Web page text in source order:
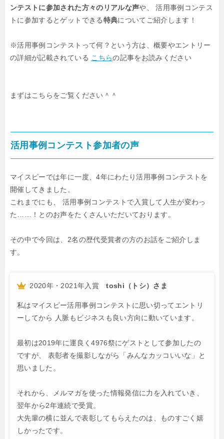
ンテストに参加された方々のリアルな声や、
活用事例コンテス
トに参加するとゲットできる特典についてご紹介します！
※活用事例コンテストって何？という方は、概要やエントリー
の詳細が記載されている こちらの記事をお読みください
まずはこちらをご覧ください＾＾
活用事例コンテスト参加者の声
マイスピーでは年に一度、4年にわたり活用事例コンテストを
開催してきました。
これまでにも、
活用事例コンテストで入賞して人生が変わっ
た……！とのお声をたくさんいただいております。
その中で今回は、2名の歴代受賞者の方のお話をご紹介しま
す。
2020年・2021年入賞toshi（トシ）さま
私はマイスピー活用事例コンテストに思い切ってエントリ
ーしてから
人脈もビジネスも良い方向に動いています。
最初は2019年に運良く4976祭にゲストとして参加したの
ですが、
表彰者を撮影しながら「みんなカッコいいな」と
思いました。
それから、メルマガを使った情報発信に力を入れていき、
翌年から2年連続で受賞。
大先輩の横に並んで表彰してもらえたのは、ものすごく嬉
しかったです。